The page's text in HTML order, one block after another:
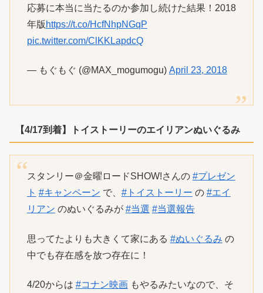
応募に本当に当たるのか参加し続けた結果！2018
年版 https://t.co/HcfNhpNGqP
pic.twitter.com/ClKKLapdcQ
— もぐもぐ (@MAX_mogumogu) April 23, 2018
【4/17到着】トイストーリーのエイリアンぬいぐるみ
スタンリー＠金曜ロードSHOW!さんの #プレゼン
ト #キャンペーン で、 #トイストーリー の #エイ
リアン のぬいぐるみが #当選 #当選報告
思ってたよりも大きくて家にある #ぬいぐるみ の
中でも存在感を放つ存在に！
4/20からは #コナン映画もやるみたいなので、そ